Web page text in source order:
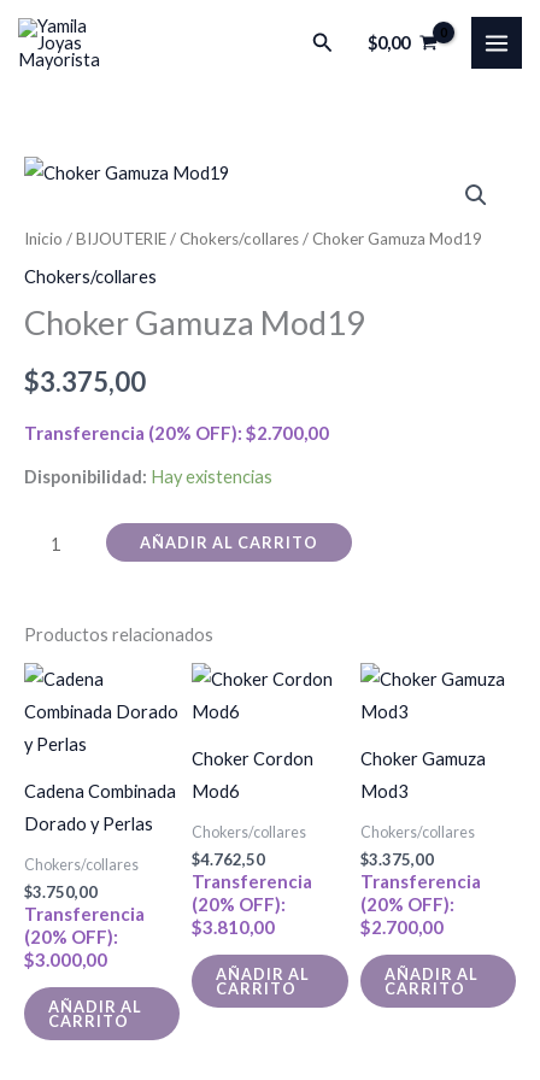
Buscar
$0,00
Inicio /BIJOUTERIE/ Chokers/collares/ Choker Gamuza Mod19
Chokers/collares
Choker Gamuza Mod19
$3.375,00
Transferencia (20% OFF): $2.700,00
Disponibilidad: Hay existencias
Choker
Mod19
cantidad
AÑADIR AL CARRITO
Productos relacionados
Cadena Combinada
Dorado y Perlas
Chokers/collares
$3.750,00
Transferencia
(20% OFF):
$3.000,00
AÑADIR AL
CARRITO
Choker Cordon
Mod6
Chokers/collares
$4.762,50
Transferencia
(20% OFF):
$3.810,00
AÑADIR AL
CARRITO
Choker Gamuza
Mod3
Chokers/collares
$3.375,00
Transferencia
(20% OFF):
$2.700,00
AÑADIR AL
CARRITO